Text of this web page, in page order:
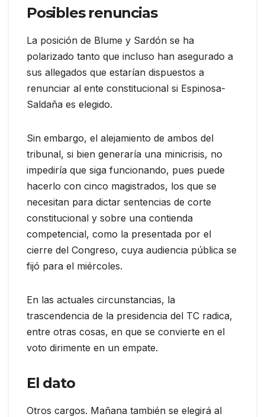
Posibles renuncias
La posición de Blume y Sardón se ha
polarizado tanto que incluso han asegurado a
sus allegados que estarían dispuestos a
renunciar al ente constitucional si Espinosa-
Saldaña es elegido.
Sin embargo, el alejamiento de ambos del
tribunal, si bien generaría una minicrisis, no
impediría que siga funcionando, pues puede
hacerlo con cinco magistrados, los que se
necesitan para dictar sentencias de corte
constitucional y sobre una contienda
competencial, como la presentada por el
cierre del Congreso, cuya audiencia pública se
fijó para el miércoles.
En las actuales circunstancias, la
trascendencia de la presidencia del TC radica,
entre otras cosas, en que se convierte en el
voto dirimente en un empate.
El dato
Otros cargos. Mañana también se elegirá al